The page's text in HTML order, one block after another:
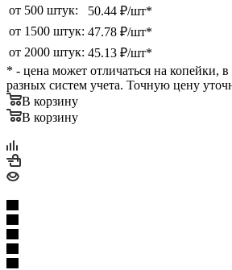
от 500 штук:
50.44 ₽/шт*
от 1500 штук: 47.78 ₽/шт*
от 2000 штук: 45.13 ₽/шт*
* - цена может отличаться на копейки, в
разных систем учета. Точную цену
В корзину
В корзину